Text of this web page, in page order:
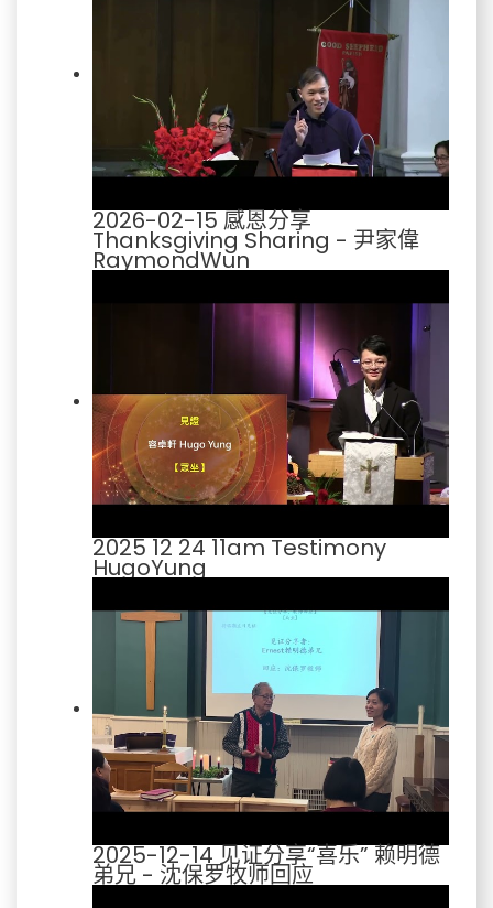
2026-02-15 感恩分享
Thanksgiving Sharing - 尹家偉
RaymondWun
2025 12 24 11am Testimony
HugoYung
2025-12-14 见证分享“喜乐” 赖明德
弟兄 - 沈保罗牧师回应